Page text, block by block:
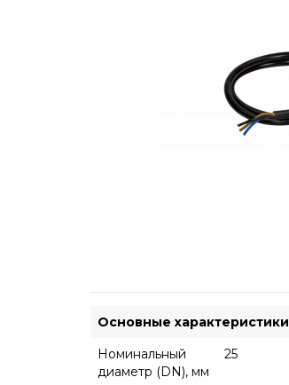
Основные характеристики
Номинальный
диаметр (DN), мм
25